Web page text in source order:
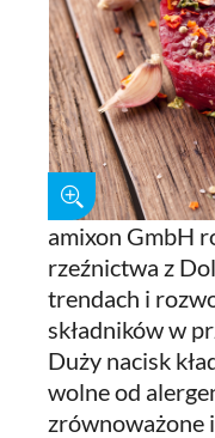
amixon GmbH
rzeźnictwa z
trendach i
składników w
Duży nacisk
wolne od
zrównoważone